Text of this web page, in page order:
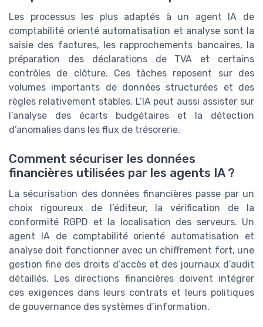
Les processus les plus adaptés à un agent IA de
comptabilité orienté automatisation et analyse sont la
saisie des factures, les rapprochements bancaires, la
préparation des déclarations de TVA et certains
contrôles de clôture. Ces tâches reposent sur des
volumes importants de données structurées et des
règles relativement stables. L’IA peut aussi assister sur
l’analyse des écarts budgétaires et la détection
d’anomalies dans les flux de trésorerie.
Comment sécuriser les données
financières utilisées par les agents IA ?
La sécurisation des données financières passe par un
choix rigoureux de l’éditeur, la vérification de la
conformité RGPD et la localisation des serveurs. Un
agent IA de comptabilité orienté automatisation et
analyse doit fonctionner avec un chiffrement fort, une
gestion fine des droits d’accès et des journaux d’audit
détaillés. Les directions financières doivent intégrer
ces exigences dans leurs contrats et leurs politiques
de gouvernance des systèmes d’information.